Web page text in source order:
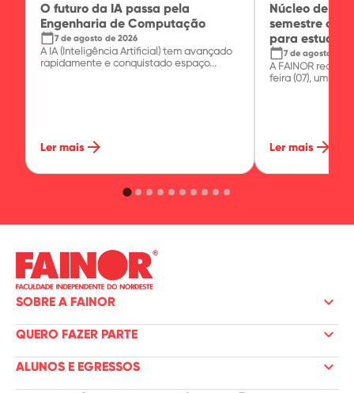
O futuro da IA passa pela
Engenharia de Computação
calendar_today7 de agosto de 2026
A IA (Inteligência Artificial) tem avançado
rapidamente e conquistado espaço...
Ler mais arrow_forward
Núcleo de
semestre
para
calendar_today7 de agosto de
A FAINOR
feira (07), um
Ler mais arrow_forward
SOBRE A FAINOR keyboard_arrow_down
QUERO FAZER PARTE keyboard_arrow_down
ALUNOS E EGRESSOS keyboard_arrow_down